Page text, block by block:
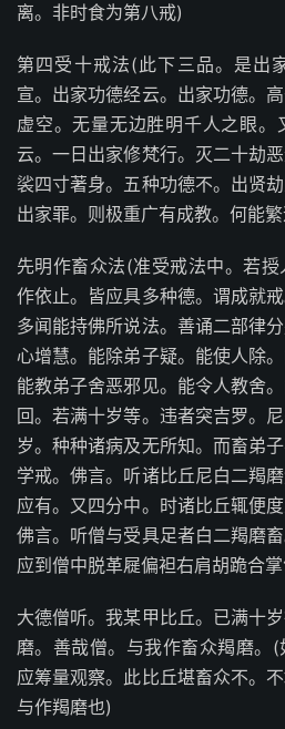
离。非时食为第八戒)
第四受十戒法(此下三品。是出
宣。出家功德经云。出家功德。
虚空。无量无边胜明千人之眼
云。一日出家修梵行。灭二十劫
裟四寸著身。五种功德不。出贤
出家罪。则极重广有成教。何能
先明作畜众法(准受戒法中。若
作依止。皆应具多种德。谓成就
多闻能持佛所说法。善诵二部律
心增慧。能除弟子疑。能使人除
能教弟子舍恶邪见。能令人教舍
回。若满十岁等。违者突吉罗。
岁。种种诸病及无所知。而畜弟
学戒。佛言。听诸比丘尼白二羯
应有。又四分中。时诸比丘辄便
佛言。听僧与受具足者白二羯磨
应到僧中脱革屣偏袒右肩胡跪合
大德僧听。我某甲比丘。已满十
磨。善哉僧。与我作畜众羯磨。
应筹量观察。此比丘堪畜众不。
与作羯磨也)